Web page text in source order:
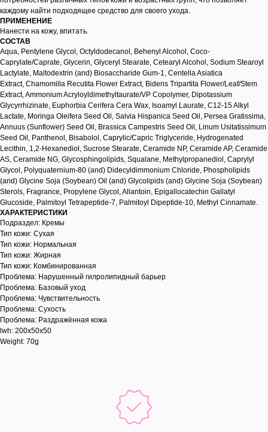
каждому найти подходящее средство для своего ухода.
ПРИМЕНЕНИЕ
Нанести на кожу, впитать.
СОСТАВ
Aqua, Pentylene Glycol, Octyldodecanol, Behenyl Alcohol, Coco-
Caprylate/Caprate, Glycerin, Glyceryl Stearate, Cetearyl Alcohol, Sodium Stearoyl
Lactylate, Maltodextrin (and) Biosaccharide Gum-1, Centella Asiatica
Extract, Chamomilla Recutita Flower Extract, Bidens Tripartita Flower/Leaf/Stem
Extract, Ammonium Acryloyldimethyltaurate/VP Copolymer, Dipotassium
Glycyrrhizinate, Euphorbia Cerifera Cera Wax, Isoamyl Laurate, C12-15 Alkyl
Lactate, Moringa Oleifera Seed Oil, Salvia Hispanica Seed Oil, Persea Gratissima,
Annuus (Sunflower) Seed Oil, Brassica Campestris Seed Oil, Linum Usitatissimum
Seed Oil, Panthenol, Bisabolol, Caprylic/Capric Triglyceride, Hydrogenated
Lecithin, 1,2-Hexanediol, Sucrose Stearate, Ceramide NP, Ceramide AP, Ceramide
AS, Ceramide NG, Glycosphingolipids, Squalane, Methylpropanediol, Caprylyl
Glycol, Polyquaternium-80 (and) Didecyldimmonium Chloride, Phospholipids
(and) Glycine Soja (Soybean) Oil (and) Glycolipids (and) Glycine Soja (Soybean)
Sterols, Fragrance, Propylene Glycol, Allantoin, Epigallocatechin Gallatyl
Glucoside, Palmitoyl Tetrapeptide-7, Palmitoyl Dipeptide-10, Methyl Cinnamate.
ХАРАКТЕРИСТИКИ
Подраздел: Кремы
Тип кожи: Сухая
Тип кожи: Нормальная
Тип кожи: Жирная
Тип кожи: Комбинированная
Проблема: Нарушенный гилролипидный барьер
Проблема: Базовый уход
Проблема: Чувствительность
Проблема: Сухость
Проблема: Раздражённая кожа
lwh: 200x50x50
Weight: 70g